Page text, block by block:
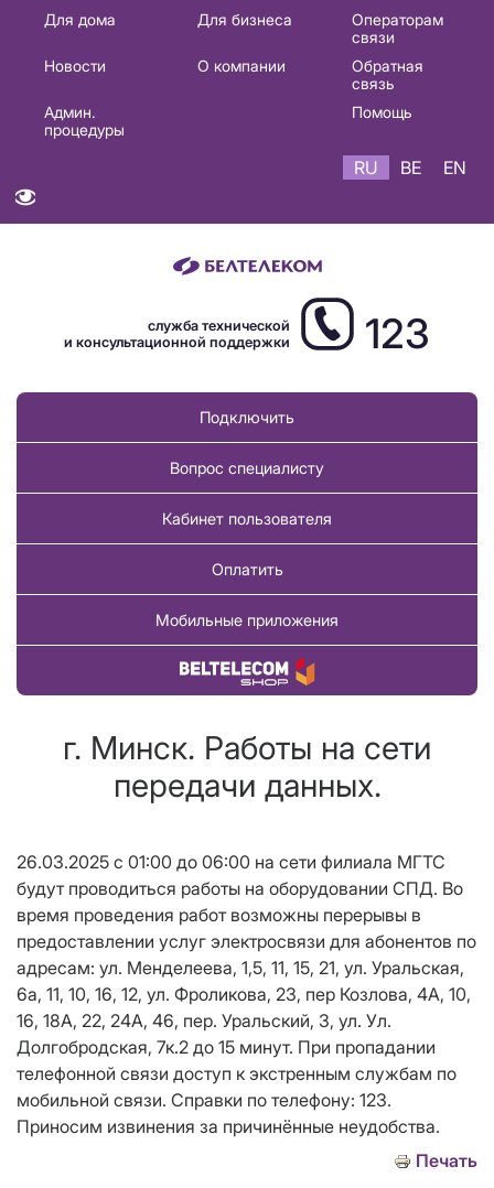
Основная
навигация
Для дома Для бизнеса
Операторам
связи
Новости
О компании
Обратная
связь
Админ.
процедуры
Помощь
RU BE EN
служба технической
и консультационной поддержки
123
Подключить
Вопрос специалисту
Кабинет пользователя
Оплатить
Мобильные приложения
Купить товар
г. Минск. Работы на сети
передачи данных.
26.03.2025 с 01:00 до 06:00 на сети филиала МГТС
будут проводиться работы на оборудовании СПД. Во
время проведения работ возможны перерывы в
предоставлении услуг электросвязи для абонентов по
адресам: ул. Менделеева, 1,5, 11, 15, 21, ул. Уральская,
6а, 11, 10, 16, 12, ул. Фроликова, 23, пер Козлова, 4А, 10,
16, 18А, 22, 24А, 46, пер. Уральский, 3, ул. Ул.
Долгобродская, 7к.2 до 15 минут. При пропадании
телефонной связи доступ к экстренным службам по
мобильной связи. Справки по телефону: 123.
Приносим извинения за причинённые неудобства.
Печать